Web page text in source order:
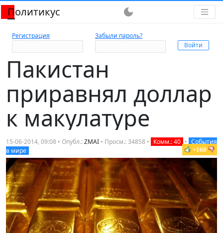
Политикус dark_mode
Регистрация Забыли пароль?
Пакистан
приравнял доллар
к макулатуре
15-06-2014, 09:08 • Опубл.:ZMAI • Просм.: 34858 • Комм.: 40 • События
в мире
+160